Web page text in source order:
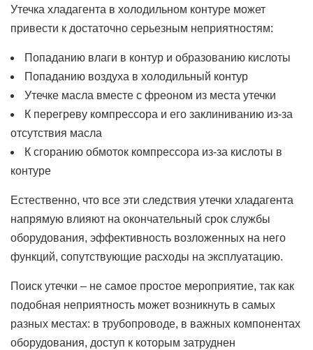
Утечка хладагента в холодильном контуре может
привести к достаточно серьезным неприятностям:
Попаданию влаги в контур и образованию кислоты
Попаданию воздуха в холодильный контур
Утечке масла вместе с фреоном из места утечки
К перегреву компрессора и его заклиниванию из-за
отсутствия масла
К сгоранию обмоток компрессора из-за кислоты в
контуре
Естественно, что все эти следствия утечки хладагента
напрямую влияют на окончательный срок службы
оборудования, эффективность возложенных на него
функций, сопутствующие расходы на эксплуатацию.
Поиск утечки – не самое простое мероприятие, так как
подобная неприятность может возникнуть в самых
разных местах: в трубопроводе, в важных компонентах
оборудования, доступ к которым затруднен